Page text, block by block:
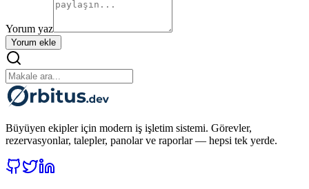
Yorum yaz
Yorum ekle
Büyüyen ekipler için modern iş işletim sistemi. Görevler,
rezervasyonlar, talepler, panolar ve raporlar — hepsi tek yerde.